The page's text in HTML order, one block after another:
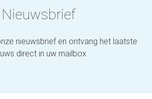
Nieuwsbrief
nieuwsbrief en ontvang het laatste
direct in uw mailbox